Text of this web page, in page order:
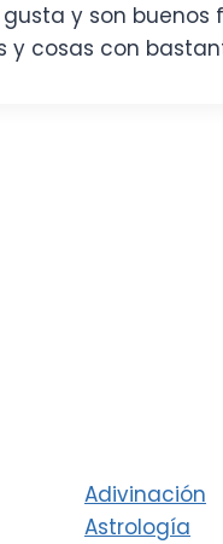
y son buenos
cosas con
Adivinación
Astrología